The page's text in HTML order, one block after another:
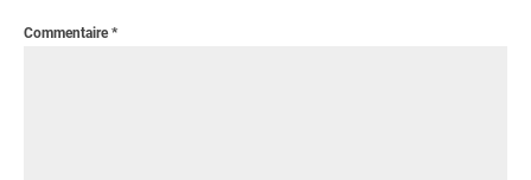
Commentaire*